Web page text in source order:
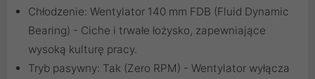
Chłodzenie: Wentylator 140 mm FDB (Fluid Dynamic
Bearing) - Ciche i trwałe łożysko, zapewniające
wysoką kulturę pracy.
Tryb pasywny: Tak (Zero RPM) - Wentylator wyłącza